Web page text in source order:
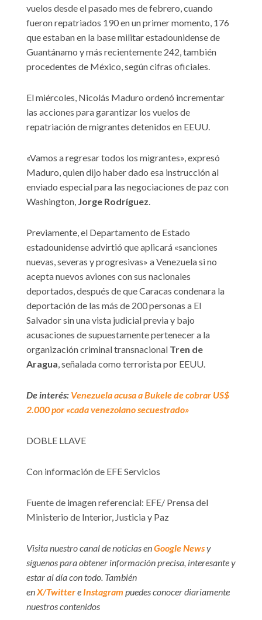
vuelos desde el pasado mes de febrero, cuando
fueron repatriados 190 en un primer momento, 176
que estaban en la base militar estadounidense de
Guantánamo y más recientemente 242, también
procedentes de México, según cifras oficiales.
El miércoles, Nicolás Maduro ordenó incrementar
las acciones para garantizar los vuelos de
repatriación de migrantes detenidos en EEUU.
«Vamos a regresar todos los migrantes», expresó
Maduro, quien dijo haber dado esa instrucción al
enviado especial para las negociaciones de paz con
Washington, Jorge Rodríguez.
Previamente, el Departamento de Estado
estadounidense advirtió que aplicará «sanciones
nuevas, severas y progresivas» a Venezuela si no
acepta nuevos aviones con sus nacionales
deportados, después de que Caracas condenara la
deportación de las más de 200 personas a El
Salvador sin una vista judicial previa y bajo
acusaciones de supuestamente pertenecer a la
organización criminal transnacional Tren de
Aragua, señalada como terrorista por EEUU.
De interés: Venezuela acusa a Bukele de cobrar US$
2.000 por «cada venezolano secuestrado»
DOBLE LLAVE
Con información de EFE Servicios
Fuente de imagen referencial: EFE/ Prensa del
Ministerio de Interior, Justicia y Paz
Visita nuestro canal de noticias enGoogle Newsy
síguenos para obtener información precisa, interesante y
estar al día con todo. También
enX/Twittere Instagram puedes conocer diariamente
nuestros contenidos